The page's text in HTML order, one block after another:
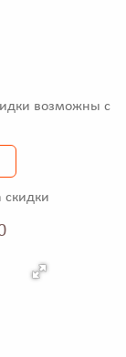
возможны с
скидки